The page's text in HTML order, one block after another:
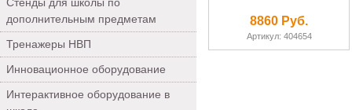
дополнительным предметам
Тренажеры НВП
Инновационное оборудование
Интерактивное оборудование в
8860 Руб.
Артикул: 404654